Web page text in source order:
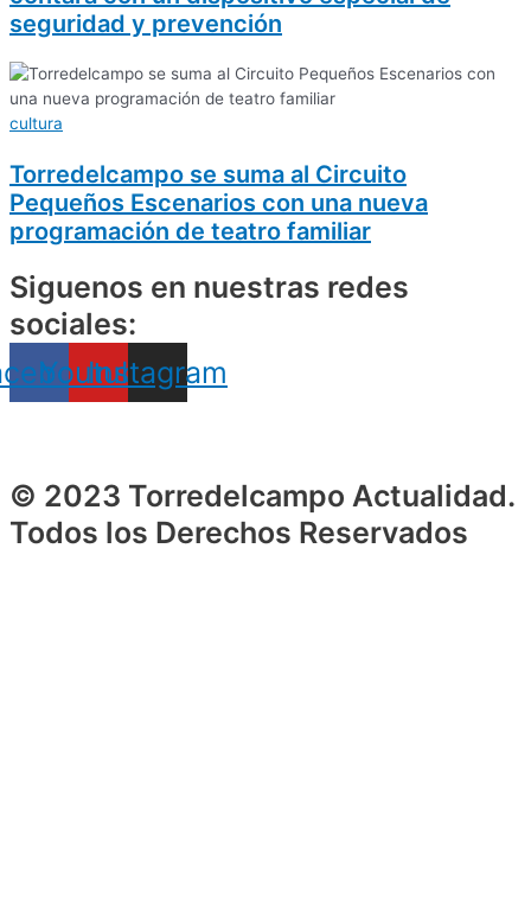
seguridad y prevención
cultura
Torredelcampo se suma al Circuito
Pequeños Escenarios con una nueva
programación de teatro familiar
Siguenos en nuestras redes
sociales:
Youtube
Instagram
© 2023 Torredelcampo Actualidad.
Todos los Derechos Reservados